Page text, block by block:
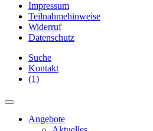
Impressum
Teilnahmehinweise
Widerruf
Datenschutz
Suche
Kontakt
(1)
Angebote